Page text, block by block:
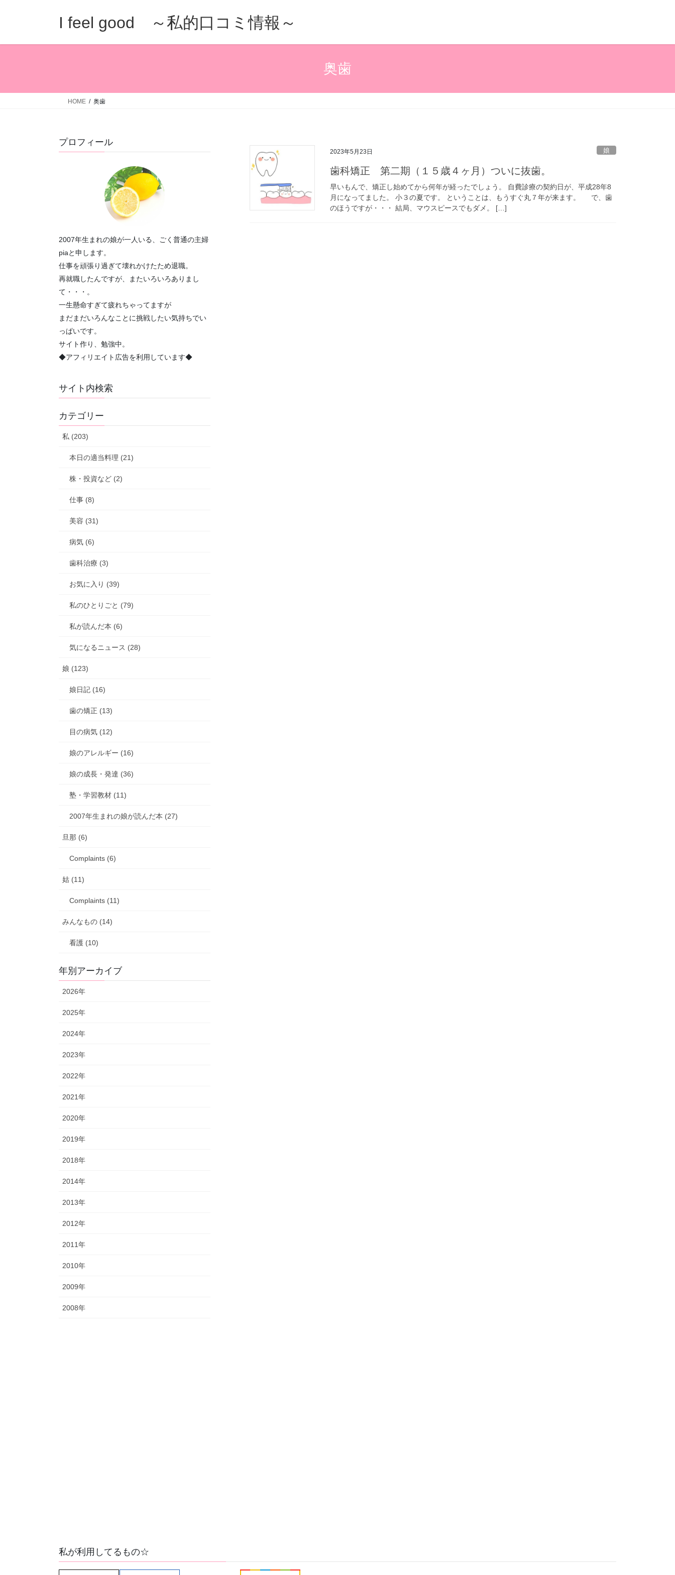
I feel good ～私的口コミ情報～
奥歯
HOME 奥歯
2023年5月23日 娘
歯科矯正 第二期（１５歳４ヶ月）ついに抜歯。
早いもんで、矯正し始めてから何年が経ったでしょう。 自費診療の契約日が、平成28年8
月になってました。 小３の夏です。 ということは、もうすぐ丸７年が来ます。 で、歯
のほうですが・・・ 結局、マウスピースでもダメ。 […]
プロフィール
2007年生まれの娘が一人いる、ごく普通の主婦
piaと申します。
仕事を頑張り過ぎて壊れかけたため退職。
再就職したんですが、またいろいろありまし
て・・・。
一生懸命すぎて疲れちゃってますが
まだまだいろんなことに挑戦したい気持ちでい
っぱいです。
サイト作り、勉強中。
◆アフィリエイト広告を利用しています◆
サイト内検索
カテゴリー
私 (203)
本日の適当料理 (21)
株・投資など (2)
仕事 (8)
美容 (31)
病気 (6)
歯科治療 (3)
お気に入り (39)
私のひとりごと (79)
私が読んだ本 (6)
気になるニュース (28)
娘 (123)
娘日記 (16)
歯の矯正 (13)
目の病気 (12)
娘のアレルギー (16)
娘の成長・発達 (36)
塾・学習教材 (11)
2007年生まれの娘が読んだ本 (27)
旦那 (6)
Complaints (6)
姑 (11)
Complaints (11)
みんなもの (14)
看護 (10)
年別アーカイブ
2026年
2025年
2024年
2023年
2022年
2021年
2020年
2019年
2018年
2014年
2013年
2012年
2011年
2010年
2009年
2008年
私が利用してるもの☆